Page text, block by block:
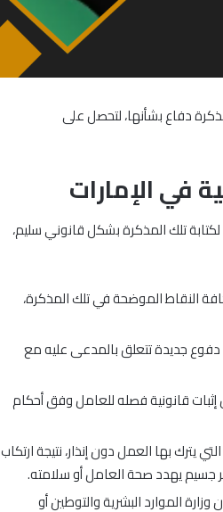
دفاع بشأنها، لتحصل على
في الإمارات
تلك المذكرة بشكل قانوني سليم،
النقاط الموضحة في تلك المذكرة،
جديدة تتعلق بالمدعى عليه مع
قانونية فصله للعامل وفق أحكام
يترك بها العمل دون إنذار، نتيجة ارتكاب
جسيم يهدد صحة العامل أو سلامته.
الموارد البشرية والتوطين أو